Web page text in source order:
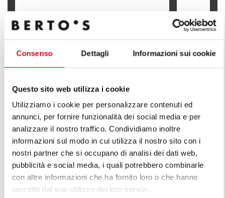
Consenso Dettagli Informazioni sui cookie
Questo sito web utilizza i cookie
Utilizziamo i cookie per personalizzare contenuti ed
annunci, per fornire funzionalità dei social media e per
analizzare il nostro traffico. Condividiamo inoltre
informazioni sul modo in cui utilizza il nostro sito con i
nostri partner che si occupano di analisi dei dati web,
pubblicità e social media, i quali potrebbero combinarle
con altre informazioni che ha fornito loro o che hanno
raccolto dal suo utilizzo dei loro servizi.
COUNTER TOP ELECTRIC BAIN MARIE
3 x 1/4 GN
COUNTER
1 x 1/1 GN +
FIND OUT ALL THE LINES OF PLUS
LINE
An infinite series of solutions to respond to market
demands. Versatile kitchens with different production
capacity features.